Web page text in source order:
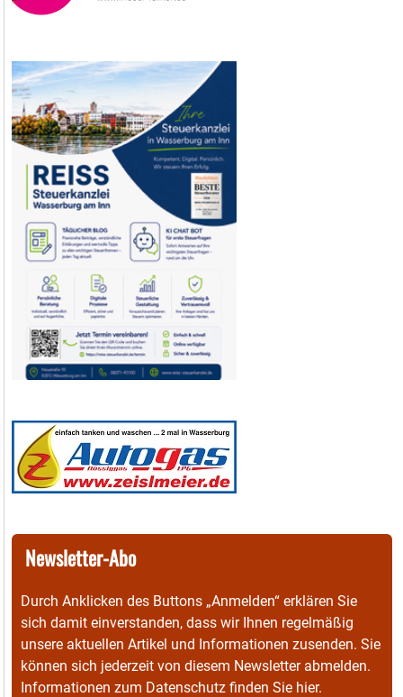
Newsletter-Abo
Durch Anklicken des Buttons „Anmelden“ erklären Sie
sich damit einverstanden, dass wir Ihnen regelmäßig
unsere aktuellen Artikel und Informationen zusenden. Sie
können sich jederzeit von diesem Newsletter abmelden.
Informationen zum Datenschutz finden Sie hier.